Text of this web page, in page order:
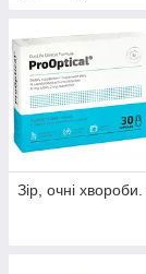
Зір, очні хвороби.